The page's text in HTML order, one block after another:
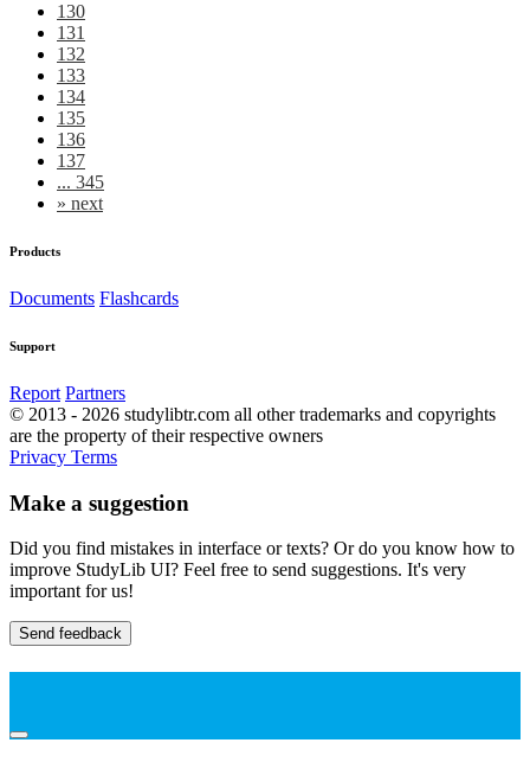
130
131
132
133
134
135
136
137
... 345
» next
Products
Documents Flashcards
Support
Report Partners
© 2013 - 2026 studylibtr.com all other trademarks and copyrights
are the property of their respective owners
Privacy Terms
Make a suggestion
Did you find mistakes in interface or texts? Or do you know how to
improve StudyLib UI? Feel free to send suggestions. It's very
important for us!
Send feedback